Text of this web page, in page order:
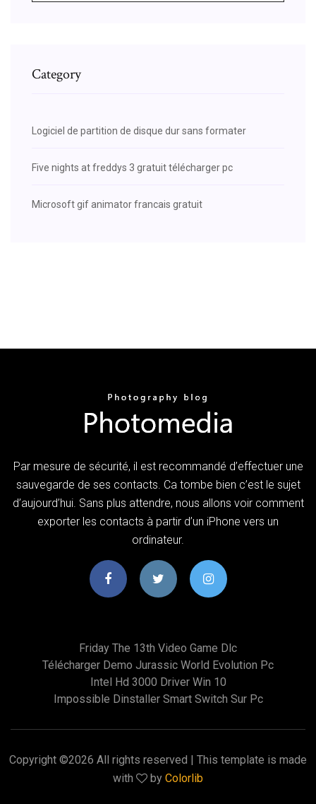
Category
Logiciel de partition de disque dur sans formater
Five nights at freddys 3 gratuit télécharger pc
Microsoft gif animator francais gratuit
Par mesure de sécurité, il est recommandé d’effectuer une
sauvegarde de ses contacts. Ca tombe bien c’est le sujet
d’aujourd’hui. Sans plus attendre, nous allons voir comment
exporter les contacts à partir d’un iPhone vers un
ordinateur.
Friday The 13th Video Game Dlc
Télécharger Demo Jurassic World Evolution Pc
Intel Hd 3000 Driver Win 10
Impossible Dinstaller Smart Switch Sur Pc
Copyright ©2026 All rights reserved | This template is made
with
by Colorlib